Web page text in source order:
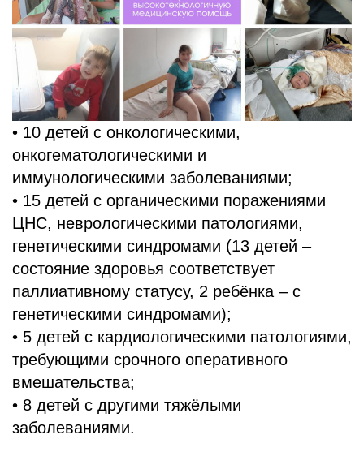
• 10 детей с онкологическими,
онкогематологическими и
иммунологическими заболеваниями;
• 15 детей с органическими поражениями
ЦНС, неврологическими патологиями,
генетическими синдромами (13 детей –
состояние здоровья соответствует
паллиативному статусу, 2 ребёнка – с
генетическими синдромами);
• 5 детей с кардиологическими патологиями,
требующими срочного оперативного
вмешательства;
• 8 детей с другими тяжёлыми
заболеваниями.